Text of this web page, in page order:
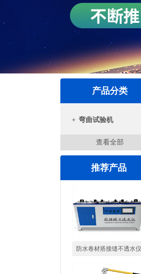
产品分类
+ 弯曲试验机
查看全部
推荐产品
手动液压冲片机